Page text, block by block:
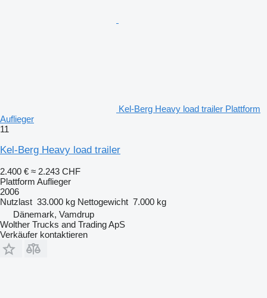
Kel-Berg Heavy load trailer Plattform
Auflieger
11
Kel-Berg Heavy load trailer
2.400 € ≈ 2.243 CHF
Plattform Auflieger
2006
Nutzlast 33.000 kg Nettogewicht 7.000 kg
Dänemark, Vamdrup
Wolther Trucks and Trading ApS
Verkäufer kontaktieren